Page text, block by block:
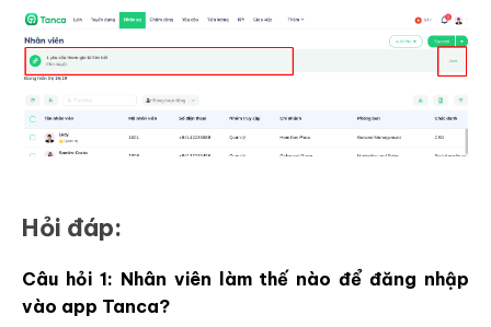
Hỏi đáp:
Câu hỏi 1: Nhân viên làm thế nào để đăng nhập
vào app Tanca?